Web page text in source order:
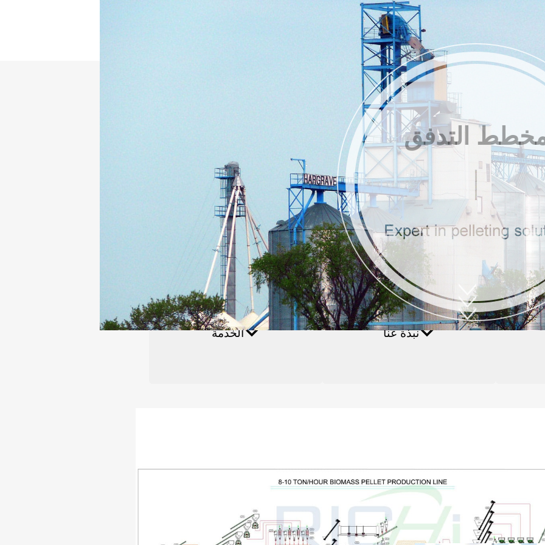
الأخرى
كريات الكتلة الحيوية مصنع كريات العلف المائي مصنع الأسمدة العضوية الأسئلة الشائعة مقاطع الفيديو نبذة عنا الخدمة
التدفق